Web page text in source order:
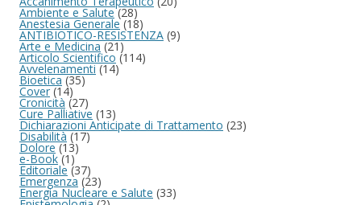
Ambiente e Salute(28)
Anestesia Generale(18)
ANTIBIOTICO-RESISTENZA (9)
Arte e Medicina(21)
Articolo Scientifico (114)
Avvelenamenti(14)
Bioetica(35)
Cover(14)
Cronicità (27)
Cure Palliative (13)
Dichiarazioni Anticipate di Trattamento (23)
Disabilità(17)
Dolore(13)
e-Book(1)
Editoriale (37)
Emergenza (23)
Energia Nucleare e Salute (33)